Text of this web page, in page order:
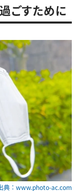
ごすために
典：www.photo-ac.com